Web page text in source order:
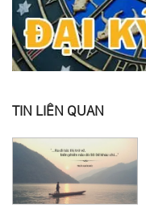
TIN LIÊN QUAN